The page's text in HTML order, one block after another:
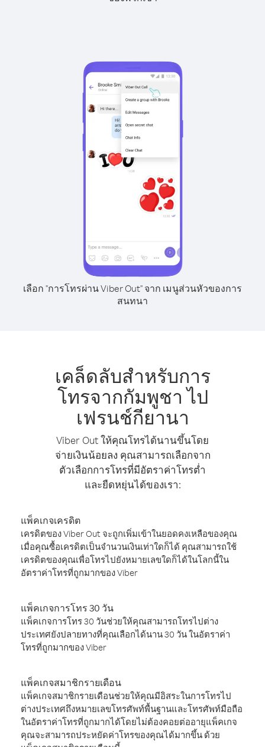
เลือก "การโทรผ่าน Viber Out" จาก เมนูส่วนหัวของการ
สนทนา
เคล็ดลับสำหรับการ
โทรจากกัมพูชา ไป
เฟรนช์กียานา
Viber Out ให้คุณโทรได้นานขึ้นโดย
จ่ายเงินน้อยลง คุณสามารถเลือกจาก
ตัวเลือกการโทรที่มีอัตราค่าโทรต่ำ
และยืดหยุ่นได้ของเรา:
แพ็คเกจเครดิต
เครดิตของ Viber Out จะถูกเพิ่มเข้าในยอดคงเหลือของคุณ
เมื่อคุณซื้อเครดิตเป็นจำนวนเงินเท่าใดก็ได้ คุณสามารถใช้
เครดิตของคุณเพื่อโทรไปยังหมายเลขใดก็ได้ในโลกนี้ใน
อัตราค่าโทรที่ถูกมากของ Viber
แพ็คเกจการโทร 30 วัน
แพ็คเกจการโทร 30 วันช่วยให้คุณสามารถโทรไปต่าง
ประเทศยังปลายทางที่คุณเลือกได้นาน 30 วัน ในอัตราค่า
โทรที่ถูกมากของ Viber
แพ็คเกจสมาชิกรายเดือน
แพ็คเกจสมาชิกรายเดือนช่วยให้คุณมีอิสระในการโทรไป
ต่างประเทศถึงหมายเลขโทรศัพท์พื้นฐานและโทรศัพท์มือถือ
ในอัตราค่าโทรที่ถูกมากได้โดยไม่ต้องคอยต่ออายุแพ็คเกจ
คุณจะสามารถประหยัดค่าโทรของคุณได้มากขึ้น ด้วย